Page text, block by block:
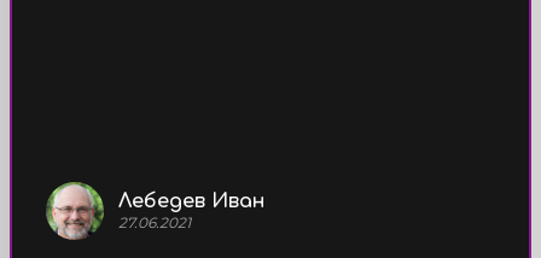
Лебедев Иван
27.06.2021